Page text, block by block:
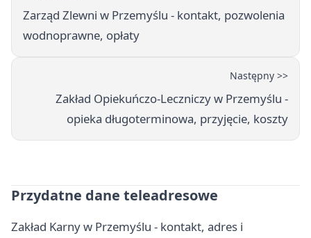
Zarząd Zlewni w Przemyślu - kontakt, pozwolenia
wodnoprawne, opłaty
Następny >>
Zakład Opiekuńczo-Leczniczy w Przemyślu -
opieka długoterminowa, przyjęcie, koszty
Przydatne dane teleadresowe
Zakład Karny w Przemyślu - kontakt, adres i